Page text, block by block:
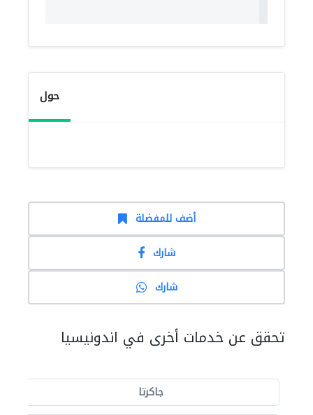
حول
أضف للمفضلة
شارك
شارك
تحقق عن خدمات أخرى في اندونيسيا
جاكرتا